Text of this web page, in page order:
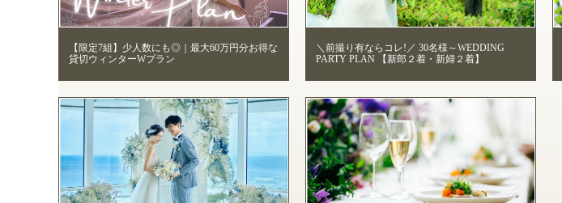
【限定7組】少人数にも◎｜最大60万円分お得な
貸切ウィンターWプラン
＼前撮り有ならコレ!／ 30名様～WEDDING
PARTY PLAN 【新郎２着・新婦２着】